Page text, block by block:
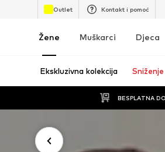
Outlet Kontakt i pomoć
Žene Muškarci Djeca
Ekskluzivna kolekcija Sniženje
BESPLATNA